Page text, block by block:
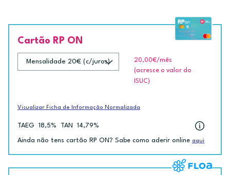
Cartão RP ON
20,00€/mês
(acresce o valor do
ISUC)
Visualizar Ficha de Informação Normalizada
TAEG 18,5% TAN 14,79%
Ainda não tens cartão RP ON? Sabe como aderir online aqui